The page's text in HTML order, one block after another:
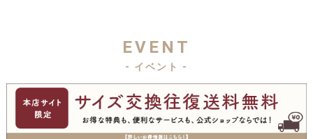
EVENT
- イベント -